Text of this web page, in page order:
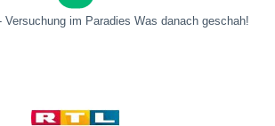
Versuchung im Paradies Was danach geschah!